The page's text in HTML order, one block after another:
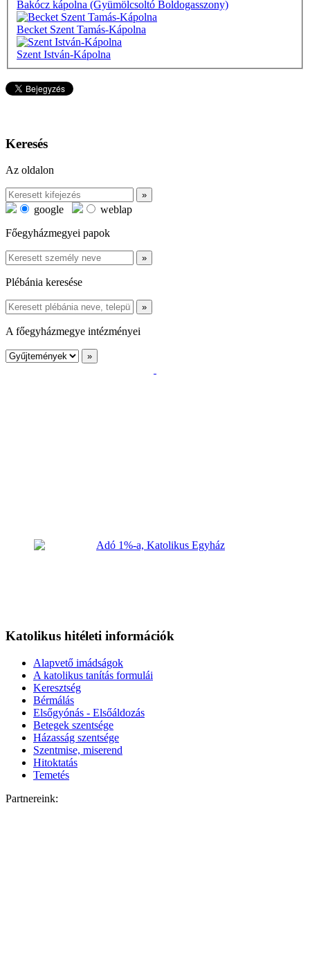
Bakócz kápolna (Gyümölcsoltó Boldogasszony)
Becket Szent Tamás-Kápolna
Szent István-Kápolna
Keresés
Az oldalon
google
weblap
Főegyházmegyei papok
Plébánia keresése
A főegyházmegye intézményei
Katolikus hitéleti információk
Alapvető imádságok
A katolikus tanítás formulái
Keresztség
Bérmálás
Elsőgyónás - Elsőáldozás
Betegek szentsége
Házasság szentsége
Szentmise, miserend
Hitoktatás
Temetés
Partnereink: